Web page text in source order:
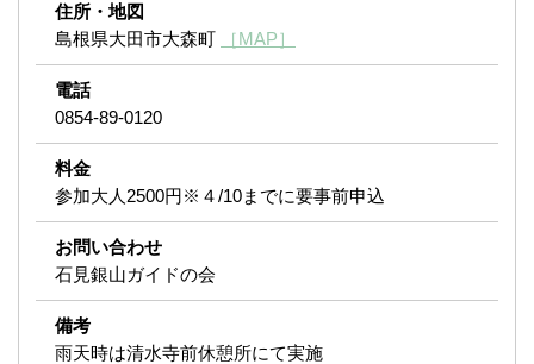
住所・地図
島根県大田市大森町
［MAP］
電話
0854-89-0120
料金
参加大人2500円※４/10までに要事前申込
お問い合わせ
石見銀山ガイドの会
備考
雨天時は清水寺前休憩所にて実施